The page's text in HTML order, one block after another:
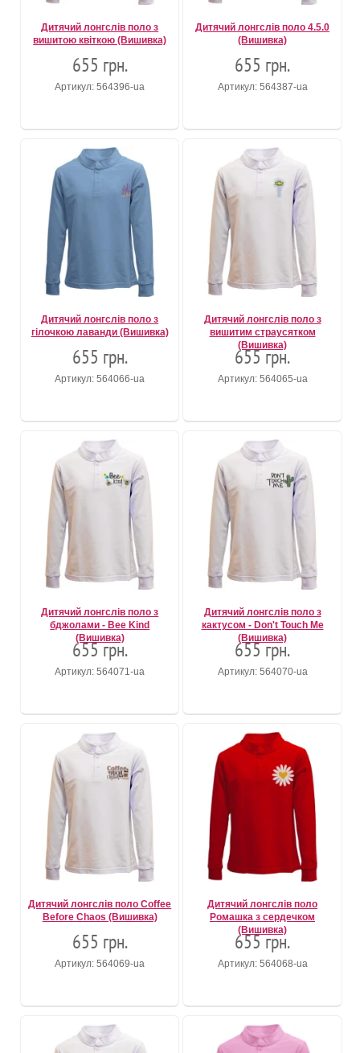
Дитячий лонгслів поло з
вишитою квіткою (Вишивка)
655 грн.
Артикул: 564396-ua
Дитячий лонгслів поло 4.5.0
(Вишивка)
655 грн.
Артикул: 564387-ua
Дитячий лонгслів поло з
гілочкою лаванди (Вишивка)
655 грн.
Артикул: 564066-ua
Дитячий лонгслів поло з
вишитим страусятком
(Вишивка)
655 грн.
Артикул: 564065-ua
Дитячий лонгслів поло з
бджолами - Bee Kind
(Вишивка)
655 грн.
Артикул: 564071-ua
Дитячий лонгслів поло з
кактусом - Don't Touch Me
(Вишивка)
655 грн.
Артикул: 564070-ua
Дитячий лонгслів поло Coffee
Before Chaos (Вишивка)
655 грн.
Артикул: 564069-ua
Дитячий лонгслів поло
Ромашка з сердечком
(Вишивка)
655 грн.
Артикул: 564068-ua